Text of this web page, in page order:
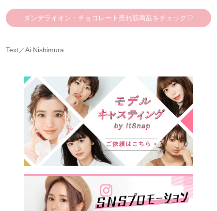
ダンデライオン・チョコレート売れ筋商品をチェック♡
Text／Ai Nishimura